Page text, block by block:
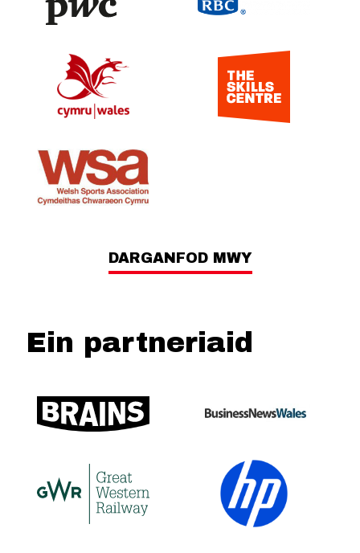
DARGANFOD MWY
Ein partneriaid